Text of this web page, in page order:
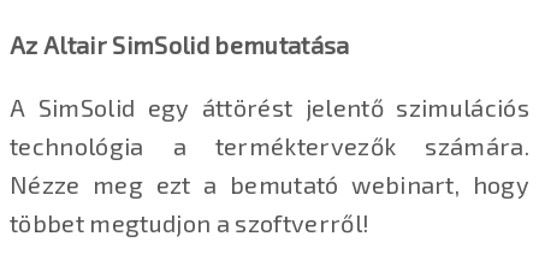
Az Altair SimSolid bemutatása
A SimSolid egy áttörést jelentő szimulációs
technológia a terméktervezők számára.
Nézze meg ezt a bemutató webinart, hogy
többet megtudjon a szoftverről!